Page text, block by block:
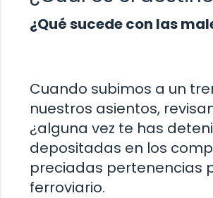
¿Qué sucede con las
Cuando subimos a un
nuestros asientos,
¿alguna vez te has
depositadas en los
preciadas pertenencias
ferroviario.